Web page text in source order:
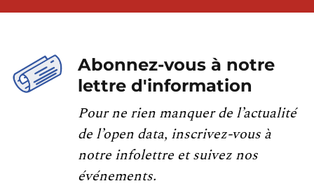
Abonnez-vous à notre
lettre d'information
Pour ne rien manquer de l’actualité
de l’open data, inscrivez-vous à
notre infolettre et suivez nos
événements.